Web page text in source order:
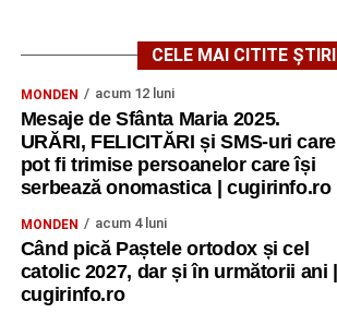
CELE MAI CITITE ȘTIRI
MONDEN acum 12 luni
Mesaje de Sfânta Maria 2025.
URĂRI, FELICITĂRI și SMS-uri care
pot fi trimise persoanelor care își
serbează onomastica | cugirinfo.ro
MONDEN acum 4 luni
Când pică Paștele ortodox și cel
catolic 2027, dar și în următorii ani |
cugirinfo.ro